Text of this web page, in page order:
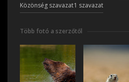
Közönség szavazat1 szavazat
Több fotó a szerzőtől